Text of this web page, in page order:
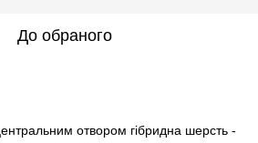
До обраного
отвором гібридна шерсть -